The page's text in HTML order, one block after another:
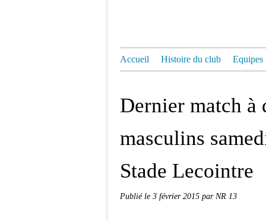
Accueil Histoire du club Equipes
Dernier match à
masculins
Stade Lecointre
Publié le 3 février 2015 par NR 13